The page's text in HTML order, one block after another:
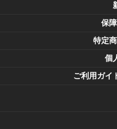
保
特定
個
ご利用ガイ